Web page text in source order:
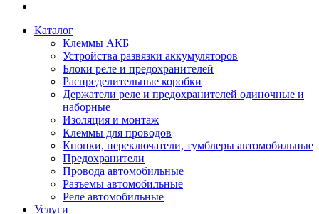
Каталог
Клеммы АКБ
Устройства развязки аккумуляторов
Блоки реле и предохранителей
Распределительные коробки
Держатели реле и предохранителей одиночные и
наборные
Изоляция и монтаж
Клеммы для проводов
Кнопки, переключатели, тумблеры автомобильные
Предохранители
Провода автомобильные
Разъемы автомобильные
Реле автомобильные
Услуги